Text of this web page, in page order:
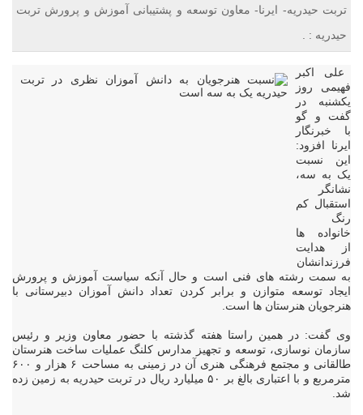
تربت حیدریه- ایرنا- معاون توسعه و پشتیبانی آموزش و پرورش تربت
حیدریه : .
علی اکبر
فهیمی روز
یکشنبه در
گفت و گو
با خبرنگار
ایرنا افزود:
این نسبت
یک به سه،
نشانگر
استقبال کم
رنگ
خانواده ها
از هدایت
فرزندانشان
به سمت رشته های فنی است و حال آنکه سیاست آموزش و پرورش
ایجاد توسعه متوازن و برابر کردن تعداد دانش آموزان دبیرستانی با
هنرجویان هنرستان ها است.
وی گفت: در همین راستا هفته گذشته با حضور معاون وزیر و رئیس
سازمان نوسازی، توسعه و تجهیز مدارس کلنگ عملیات ساخت هنرستان
طالقانی و مجتمع فرهنگی هنری آن در زمینی به مساحت ۶ هزار و ۶۰۰
مترمربع و با اعتباری بالغ بر ۵۰ میلیارد ریال در تربت حیدریه به زمین زده
شد.